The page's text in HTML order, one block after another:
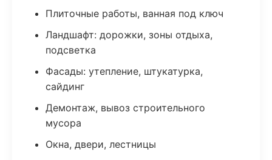
Плиточные работы, ванная под ключ
Ландшафт: дорожки, зоны отдыха,
подсветка
Фасады: утепление, штукатурка,
сайдинг
Демонтаж, вывоз строительного
мусора
Окна, двери, лестницы